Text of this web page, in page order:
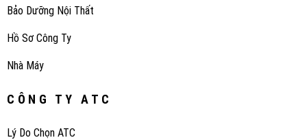
Bảo Dưỡng Nội Thất
Hồ Sơ Công Ty
Nhà Máy
CÔNG TY ATC
Lý Do Chọn ATC